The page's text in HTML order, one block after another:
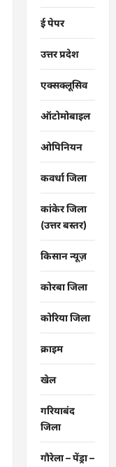
ई पेपर
उत्तर प्रदेश
एक्सक्लूसिव
ऑटोमोबाइल
ओपिनियन
कवर्धा जिला
कांकेर जिला
(उत्तर बस्तर)
किसान न्यूज़
कोरबा जिला
कोरिया जिला
क्राइम
खेल
गरियाबंद
जिला
गौरेला – पेंड्रा –